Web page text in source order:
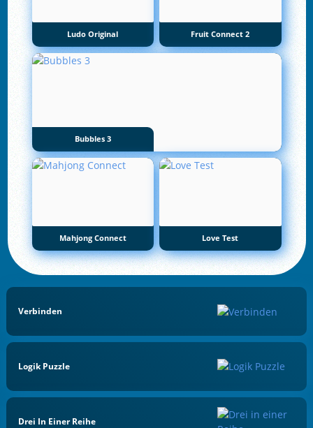
Ludo Original Fruit Connect 2
Bubbles 3
Mahjong Connect Love Test
Verbinden
Logik Puzzle
Drei In Einer Reihe